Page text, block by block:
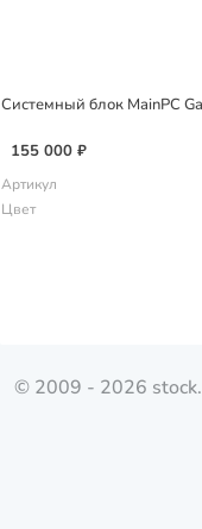
Системный блок MainPC
155 000 ₽
Артикул
Цвет
© 2009 - 2026